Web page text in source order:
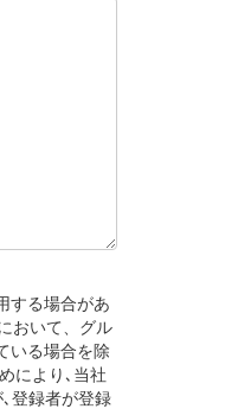
する場合があ
おいて、グル
いる場合を除
により､当社
登録者が登録